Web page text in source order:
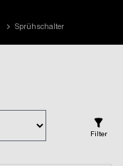
Sprühschalter
Filter